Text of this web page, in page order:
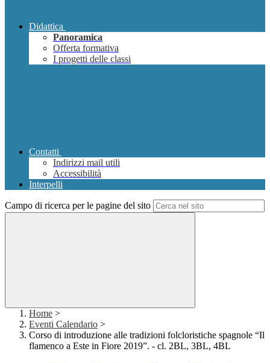
Didattica
Panoramica
Offerta formativa
I progetti delle classi
Contatti
Indirizzi mail utili
Accessibilità
Interpelli
Campo di ricerca per le pagine del sito
Home >
Eventi Calendario >
Corso di introduzione alle tradizioni folcloristiche spagnole “Il
flamenco a Este in Fiore 2019”. - cl. 2BL, 3BL, 4BL